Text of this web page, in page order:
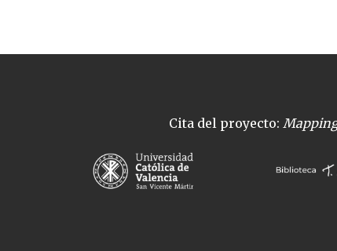
Cita del proyecto: